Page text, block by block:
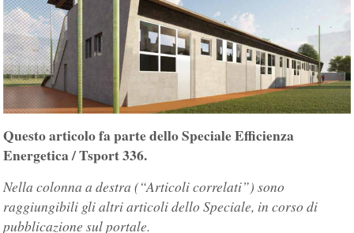
Questo articolo fa parte dello Speciale Efficienza
Energetica / Tsport 336.
Nella colonna a destra (“Articoli correlati”) sono
raggiungibili gli altri articoli dello Speciale, in corso di
pubblicazione sul portale.